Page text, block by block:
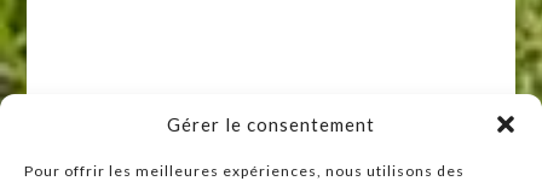
Gérer le consentement
Pour offrir les meilleures expériences, nous utilisons des